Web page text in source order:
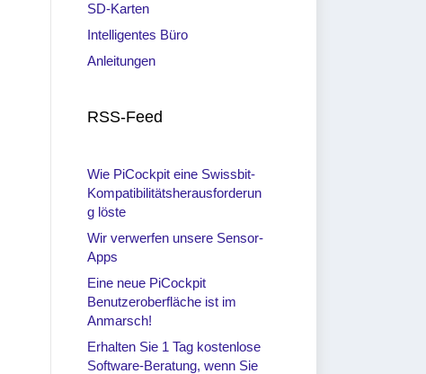
SD-Karten
Intelligentes Büro
Anleitungen
RSS-Feed
Wie PiCockpit eine Swissbit-
Kompatibilitätsherausforderun
g löste
Wir verwerfen unsere Sensor-
Apps
Eine neue PiCockpit
Benutzeroberfläche ist im
Anmarsch!
Erhalten Sie 1 Tag kostenlose
Software-Beratung, wenn Sie